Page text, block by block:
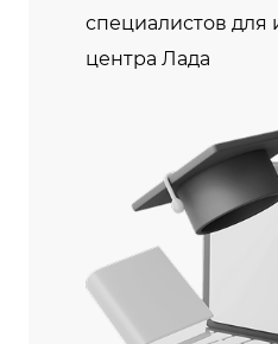
специалистов
центра Лада